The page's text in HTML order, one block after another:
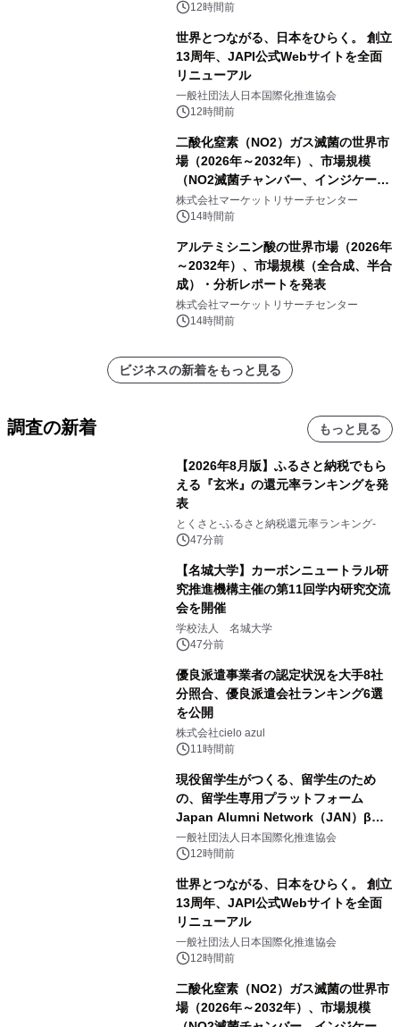
12時間前
世界とつながる、日本をひらく。 創立
13周年、JAPI公式Webサイトを全面
リニューアル
一般社団法人日本国際化推進協会
12時間前
二酸化窒素（NO2）ガス滅菌の世界市
場（2026年～2032年）、市場規模
（NO2滅菌チャンバー、インジケータ
ーおよびモニタリングシステム、その
他）・分析レポートを発表
株式会社マーケットリサーチセンター
14時間前
アルテミシニン酸の世界市場（2026年
～2032年）、市場規模（全合成、半合
成）・分析レポートを発表
株式会社マーケットリサーチセンター
14時間前
ビジネスの新着をもっと見る
調査の新着 もっと見る
【2026年8月版】ふるさと納税でもら
える『玄米』の還元率ランキングを発
表
とくさと-ふるさと納税還元率ランキング-
47分前
【名城大学】カーボンニュートラル研
究推進機構主催の第11回学内研究交流
会を開催
学校法人 名城大学
47分前
優良派遣事業者の認定状況を大手8社
分照合、優良派遣会社ランキング6選
を公開
株式会社cielo azul
11時間前
現役留学生がつくる、留学生のため
の、留学生専用プラットフォーム
Japan Alumni Network（JAN）β版
をリリース
一般社団法人日本国際化推進協会
12時間前
世界とつながる、日本をひらく。 創立
13周年、JAPI公式Webサイトを全面
リニューアル
一般社団法人日本国際化推進協会
12時間前
二酸化窒素（NO2）ガス滅菌の世界市
場（2026年～2032年）、市場規模